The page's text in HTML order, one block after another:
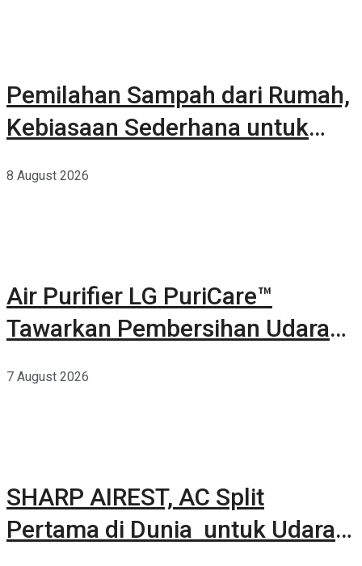
Pemilahan Sampah dari Rumah,
Kebiasaan Sederhana untuk
8 August 2026
Air Purifier LG PuriCare™
Tawarkan Pembersihan Udara
7 August 2026
SHARP AIREST, AC Split
Pertama di Dunia untuk Udara